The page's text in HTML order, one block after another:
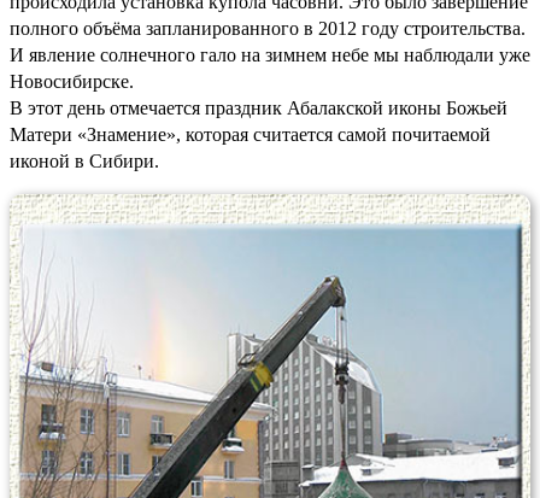
полного объёма запланированного в 2012 году строительства.
И явление солнечного гало на зимнем небе мы наблюдали уже
Новосибирске.
В этот день отмечается праздник Абалакской иконы Божьей
Матери «Знамение», которая считается самой почитаемой
иконой в Сибири.